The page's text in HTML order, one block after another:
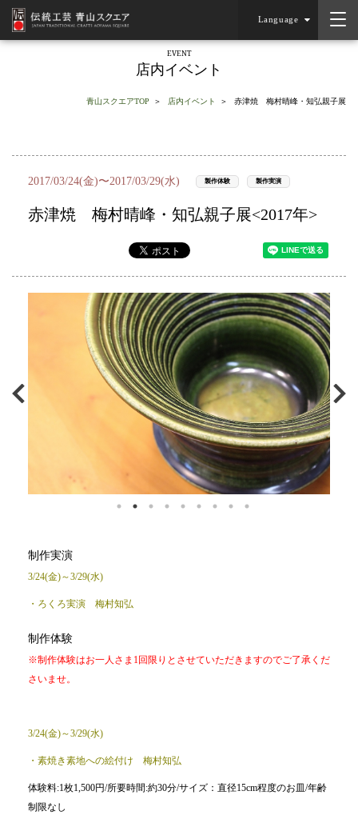
Language
EVENT
店内イベント
青山スクエアTOP 店内イベント 赤津焼 梅村晴峰・知弘親子展
2017/03/24(金)〜2017/03/29(水) 製作体験 製作実演
赤津焼 梅村晴峰・知弘親子展<2017年>
制作実演
3/24(金)～3/29(水)
・ろくろ実演 梅村知弘
制作体験
※制作体験はお一人さま1回限りとさせていただきますのでご了承くだ
さいませ。
3/24(金)～3/29(水)
・素焼き素地への絵付け 梅村知弘
体験料:1枚1,500円/所要時間:約30分/サイズ：直径15cm程度のお皿/年齢
制限なし